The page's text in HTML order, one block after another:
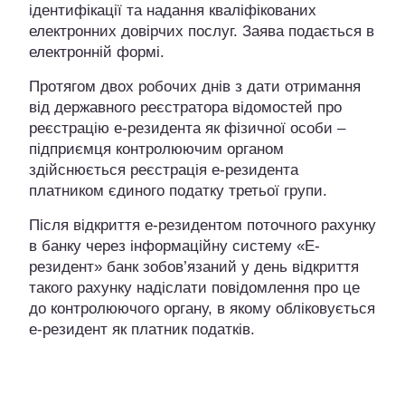
ідентифікації та надання кваліфікованих
електронних довірчих послуг. Заява подається в
електронній формі.
Протягом двох робочих днів з дати отримання
від державного реєстратора відомостей про
реєстрацію е-резидента як фізичної особи –
підприємця контролюючим органом
здійснюється реєстрація е-резидента
платником єдиного податку третьої групи.
Після відкриття е-резидентом поточного рахунку
в банку через інформаційну систему «Е-
резидент» банк зобов’язаний у день відкриття
такого рахунку надіслати повідомлення про це
до контролюючого органу, в якому обліковується
е-резидент як платник податків.